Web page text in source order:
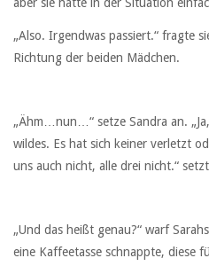
aber sie hatte in der Situation
„Also. Irgendwas passiert.“ fragte
Richtung der beiden Mädchen.
„Ähm…nun…“ setze Sandra an.
wildes. Es hat sich keiner verletzt
uns auch nicht, alle drei nicht.“
„Und das heißt genau?“ warf
eine Kaffeetasse schnappte, diese